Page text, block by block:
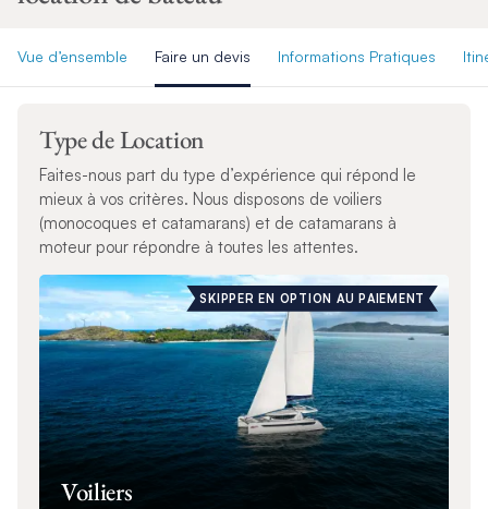
Vue d’ensemble Faire un devis Informations Pratiques
Type de Location
Faites-nous part du type d’expérience qui répond le
mieux à vos critères. Nous disposons de voiliers
(monocoques et catamarans) et de catamarans à
moteur pour répondre à toutes les attentes.
SKIPPER EN OPTION AU PAIEMENT
Voiliers